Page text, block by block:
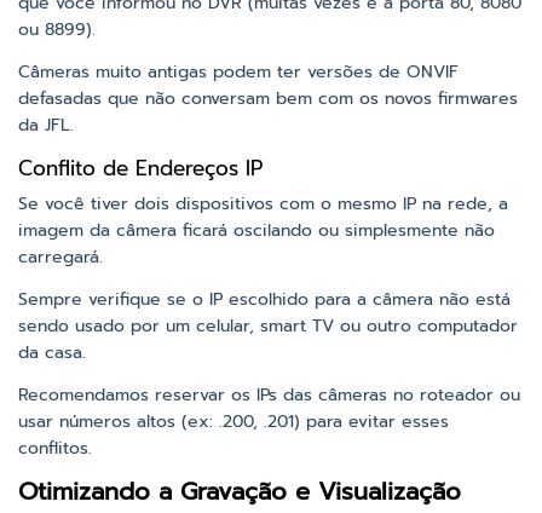
ou 8899).
Câmeras muito antigas podem ter versões de ONVIF
defasadas que não conversam bem com os novos firmwares
da JFL.
Conflito de Endereços IP
Se você tiver dois dispositivos com o mesmo IP na rede, a
imagem da câmera ficará oscilando ou simplesmente não
carregará.
Sempre verifique se o IP escolhido para a câmera não está
sendo usado por um celular, smart TV ou outro computador
da casa.
Recomendamos reservar os IPs das câmeras no roteador ou
usar números altos (ex: .200, .201) para evitar esses
conflitos.
Otimizando a Gravação e Visualização